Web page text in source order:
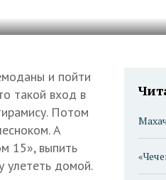
и пойти
такой вход в
Потом
А
15», выпить
улететь домой.